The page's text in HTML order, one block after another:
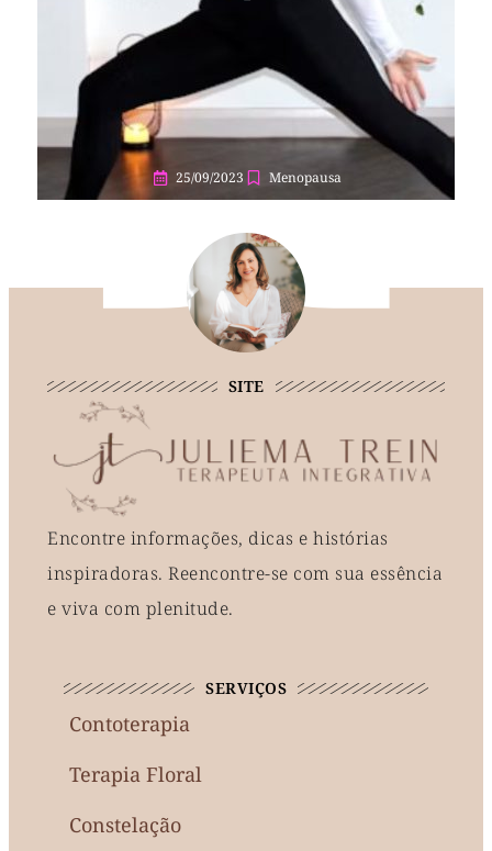
25/09/2023 Menopausa
SITE
Encontre informações, dicas e histórias
inspiradoras. Reencontre-se com sua essência
e viva com plenitude.
SERVIÇOS
Contoterapia
Terapia Floral
Constelação